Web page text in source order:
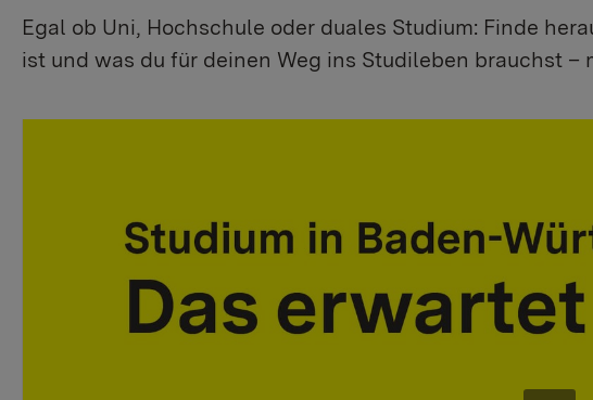
Egal ob Uni, Hochschule oder duales Studium: Finde
ist und was du für deinen Weg ins Studileben brauchst